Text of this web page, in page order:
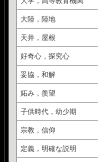
大陸，陸地
天井，屋根
好奇心，探究心
妥協，和解
妬み，羨望
子供時代，幼少期
宗教，信仰
定義，明確な説明